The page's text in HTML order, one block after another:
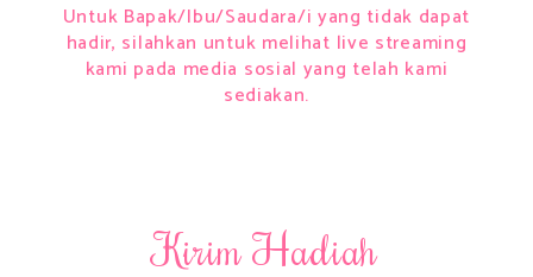
Untuk Bapak/Ibu/Saudara/i yang tidak dapat
hadir, silahkan untuk melihat live streaming
kami pada media sosial yang telah kami
sediakan.
Kirim Hadiah